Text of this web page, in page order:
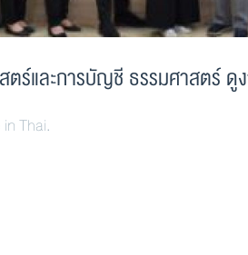
ร์และการบัญชี ธรรมศาสตร์ ดู
Thai.